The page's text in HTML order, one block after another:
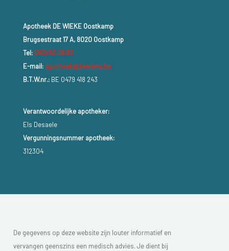
Apotheek DE WIEKE Oostkamp
Brugsestraat 17 A, 8020 Oostkamp
Tel: 050/82 28 83
E-mail: apotheek@dewieke.be
B.T.W.nr.:BE 0479 418 243
Verantwoordelijke apotheker:
Els Desaele
Vergunningsnummer apotheek:
312304
De gegevens op deze website zijn louter informatief en
vervangen geenszins een medisch advies. Je dient bij